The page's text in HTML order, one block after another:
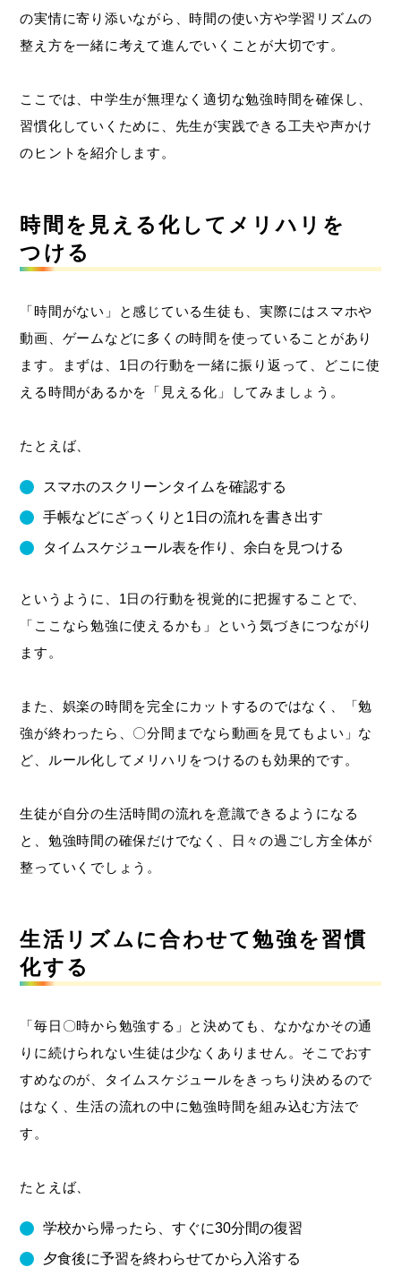
の実情に寄り添いながら、時間の使い方や学習リズムの
整え方を一緒に考えて進んでいくことが大切です。
ここでは、中学生が無理なく適切な勉強時間を確保し、
習慣化していくために、先生が実践できる工夫や声かけ
のヒントを紹介します。
時間を見える化してメリハリを
つける
「時間がない」と感じている生徒も、実際にはスマホや
動画、ゲームなどに多くの時間を使っていることがあり
ます。まずは、1日の行動を一緒に振り返って、どこに使
える時間があるかを「見える化」してみましょう。
たとえば、
スマホのスクリーンタイムを確認する
手帳などにざっくりと1日の流れを書き出す
タイムスケジュール表を作り、余白を見つける
というように、1日の行動を視覚的に把握することで、
「ここなら勉強に使えるかも」という気づきにつながり
ます。
また、娯楽の時間を完全にカットするのではなく、「勉
強が終わったら、〇分間までなら動画を見てもよい」な
ど、ルール化してメリハリをつけるのも効果的です。
生徒が自分の生活時間の流れを意識できるようになる
と、勉強時間の確保だけでなく、日々の過ごし方全体が
整っていくでしょう。
生活リズムに合わせて勉強を習慣
化する
「毎日〇時から勉強する」と決めても、なかなかその通
りに続けられない生徒は少なくありません。そこでおす
すめなのが、タイムスケジュールをきっちり決めるので
はなく、生活の流れの中に勉強時間を組み込む方法で
す。
たとえば、
学校から帰ったら、すぐに30分間の復習
夕食後に予習を終わらせてから入浴する